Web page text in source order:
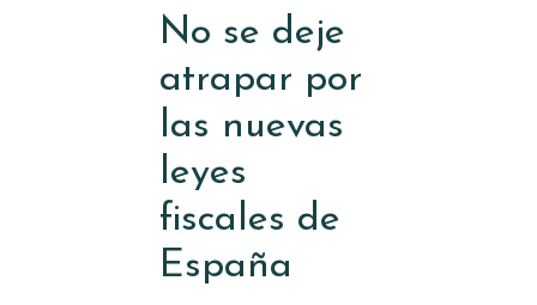
No se deje
atrapar por
las nuevas
leyes
fiscales de
España